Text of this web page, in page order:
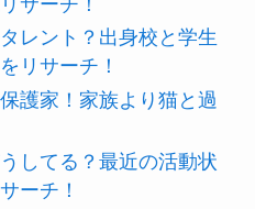
レント？出身校と学生
リサーチ！
護家！家族より猫と過
してる？最近の活動状
ーチ！